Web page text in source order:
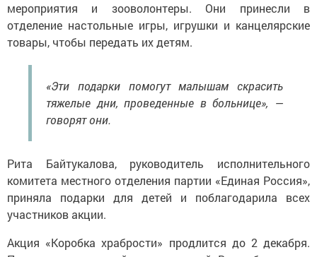
мероприятия и зооволонтеры. Они принесли в
отделение настольные игры, игрушки и канцелярские
товары, чтобы передать их детям.
«Эти подарки помогут малышам скрасить
тяжелые дни, проведенные в больнице», —
говорят они.
Рита Байтукалова, руководитель исполнительного
комитета местного отделения партии «Единая Россия»,
приняла подарки для детей и поблагодарила всех
участников акции.
Акция «Коробка храбрости» продлится до 2 декабря.